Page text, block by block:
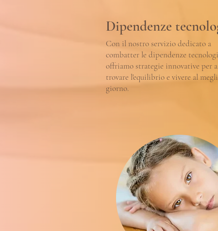
Dipendenze
Con il nostro servizio dedicato a
combatter le dipendenze
offriamo strategie innovative per
trovare l'equilibrio e vivere al
giorno.